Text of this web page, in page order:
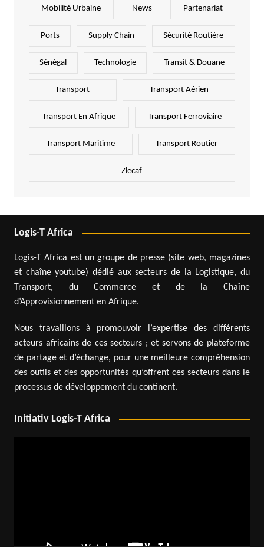
Mobilité Urbaine News Partenariat
Ports Supply Chain Sécurité Routière
Sénégal Technologie Transit & Douane
Transport Transport Aérien
Transport En Afrique Transport Ferroviaire
Transport Maritime Transport Routier
Zlecaf
Logis-T Africa
Logis-T Africa est un groupe de presse (site web, magazines
et chaîne youtube) dédié aux secteurs de la Logistique, du
Transport, du Commerce et de la Chaîne
d’Approvisionnement en Afrique.
Nous travaillons à promouvoir l’expertise des différents
acteurs africains de ces secteurs ; et servons de plateforme
de partage et d’échange, pour une meilleure compréhension
des outils et des opportunités qu’offrent ces secteurs dans le
processus de développement du continent.
Initiativ Logis-T Africa